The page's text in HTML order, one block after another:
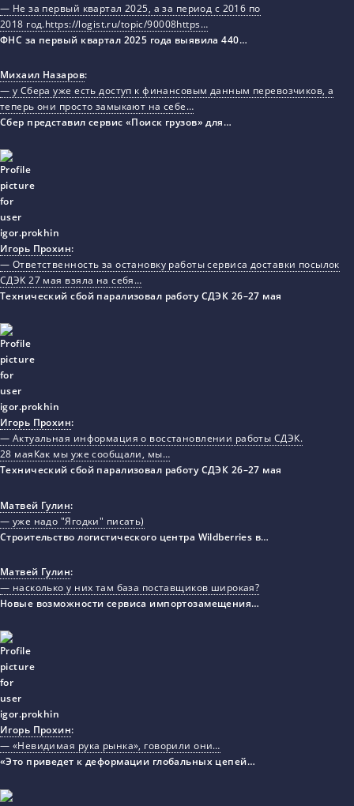
— Не за первый квартал 2025, а за период с 2016 по
2018 год.https://logist.ru/topic/90008https…
ФНС за первый квартал 2025 года выявила 440…
Михаил Назаров:
— у Сбера уже есть доступ к финансовым данным перевозчиков, а
теперь они просто замыкают на себе…
Сбер представил сервис «Поиск грузов» для…
Игорь Прохин:
— Ответственность за остановку работы сервиса доставки посылок
СДЭК 27 мая взяла на себя…
Технический сбой парализовал работу СДЭК 26–27 мая
Игорь Прохин:
— Актуальная информация о восстановлении работы СДЭК.
28 маяКак мы уже сообщали, мы…
Технический сбой парализовал работу СДЭК 26–27 мая
Матвей Гулин:
— уже надо "Ягодки" писать)
Строительство логистического центра Wildberries в…
Матвей Гулин:
— насколько у них там база поставщиков широкая?
Новые возможности сервиса импортозамещения…
Игорь Прохин:
— «Невидимая рука рынка», говорили они…
«Это приведет к деформации глобальных цепей…